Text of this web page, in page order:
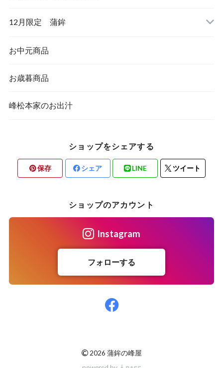
12月限定 蒲鉾
お中元商品
お歳暮商品
峰松本家のお出汁
ショップをシェアする
保存 シェア LINE ツイート
ショップのアカウント
Instagram
フォローする
©2026 蒲鉾の峰屋